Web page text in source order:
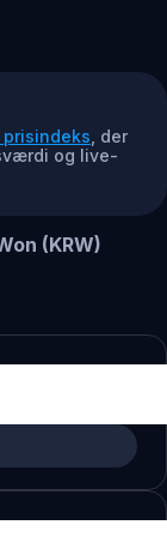
prisindeks , der
og live-
(KRW)